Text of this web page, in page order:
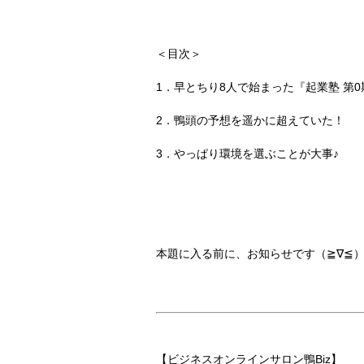
＜目次＞
1．早とちり8人で始まった『起業塾 第0
2．鴨頭の予想を遥かに超えていた！
3．やっぱり環境を選ぶことが大事♪
本題に入る前に、お知らせです（≧∇≦
【ビジネスオンラインサロン鴨Biz】